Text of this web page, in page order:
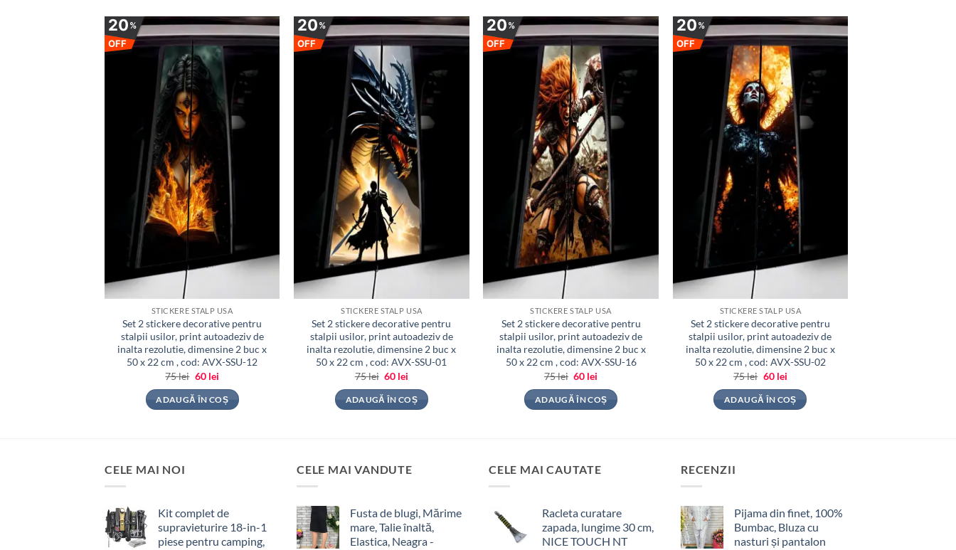
20%
OFF
favorite
STICKERE STALP USA
Set 2 stickere decorative pentru
stalpii usilor, print autoadeziv de
inalta rezolutie, dimensine 2 buc x
50 x 22 cm , cod: AVX-SSU-12
75lei Prețul
a
fost:
60 leiPrețul
este:
60 lei.
ADAUGĂ ÎN COȘ
20%
OFF
favorite
STICKERE STALP USA
Set 2 stickere decorative pentru
stalpii usilor, print autoadeziv de
inalta rezolutie, dimensine 2 buc x
50 x 22 cm , cod: AVX-SSU-01
75lei Prețul
a
fost:
60 lei
este:
60 lei.
ADAUGĂ ÎN COȘ
20%
OFF
favorite
STICKERE STALP USA
Set 2 stickere decorative pentru
stalpii usilor, print autoadeziv de
inalta rezolutie, dimensine 2 buc x
50 x 22 cm , cod: AVX-SSU-16
75lei Prețul
a
fost:
60 lei
este:
60 lei.
ADAUGĂ ÎN COȘ
20%
OFF
favorite
STICKERE STALP USA
Set 2 stickere decorative pentru
stalpii usilor, print autoadeziv de
inalta rezolutie, dimensine 2 buc x
50 x 22 cm , cod: AVX-SSU-02
75lei Prețul
a
fost:
60 leiPrețul
este:
60 lei.
ADAUGĂ ÎN COȘ
CELE MAI NOI
Kit complet de
supravieturire 18-in-1
piese pentru camping,
CELE MAI VANDUTE
Fusta de blugi, Mărime
mare, Talie înaltă,
Elastica, Neagra -
CELE MAI CAUTATE
Racleta curatare
zapada, lungime 30 cm,
NICE TOUCH NT
RECENZII
Pijama din finet, 100%
Bumbac, Bluza cu
nasturi și pantalon